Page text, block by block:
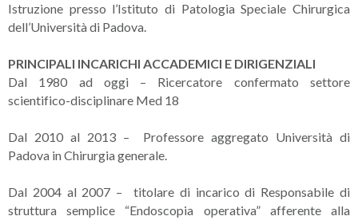
Istruzione presso l’Istituto di Patologia Speciale Chirurgica
dell’Università di Padova.
PRINCIPALI INCARICHI ACCADEMICI E DIRIGENZIALI
Dal 1980 ad oggi – Ricercatore confermato settore
scientifico-disciplinare Med 18
Dal 2010 al 2013 – Professore aggregato Università di
Padova in Chirurgia generale.
Dal 2004 al 2007 – titolare di incarico di Responsabile di
struttura semplice “Endoscopia operativa” afferente alla